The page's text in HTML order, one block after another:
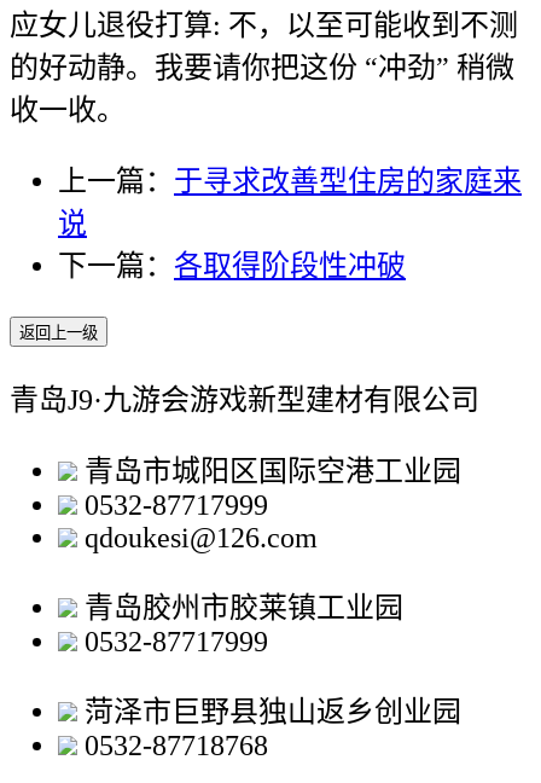
应女儿退役打算: 不，以至可能收到不测
的好动静。我要请你把这份 “冲劲” 稍微
收一收。
上一篇： 于寻求改善型住房的家庭来
说
下一篇： 各取得阶段性冲破
返回上一级
青岛J9·九游会游戏新型建材有限公司
青岛市城阳区国际空港工业园
0532-87717999
qdoukesi@126.com
青岛胶州市胶莱镇工业园
0532-87717999
菏泽市巨野县独山返乡创业园
0532-87718768